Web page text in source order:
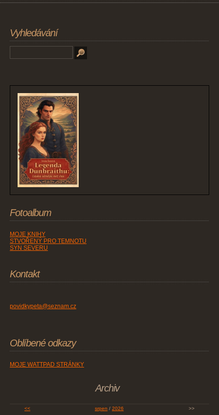
Vyhledávání
Fotoalbum
MOJE KNIHY
STVOŘENÝ PRO TEMNOTU
SYN SEVERU
Kontakt
povidkypeta@seznam.cz
Oblíbené odkazy
MOJE WATTPAD STRÁNKY
Archiv
<< srpen / 2026 >>